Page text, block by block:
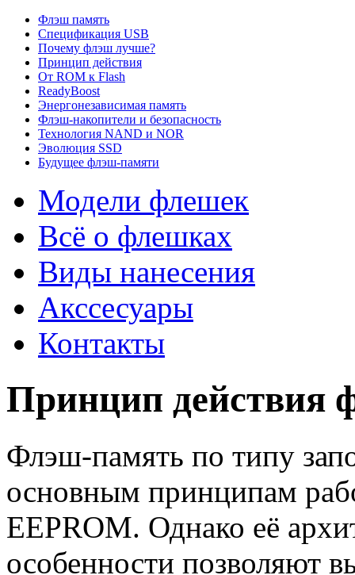
Флэш память
Спецификация USB
Почему флэш лучше?
Принцип действия
От ROM к Flash
ReadyBoost
Энергонезависимая память
Флэш-накопители и безопасность
Технология NAND и NOR
Эволюция SSD
Будущее флэш-памяти
Модели флешек
Всё о флешках
Виды нанесения
Акссесуары
Контакты
Принцип действия
Флэш-память по типу
основным принципам
EEPROM. Однако её
особенности позволяют